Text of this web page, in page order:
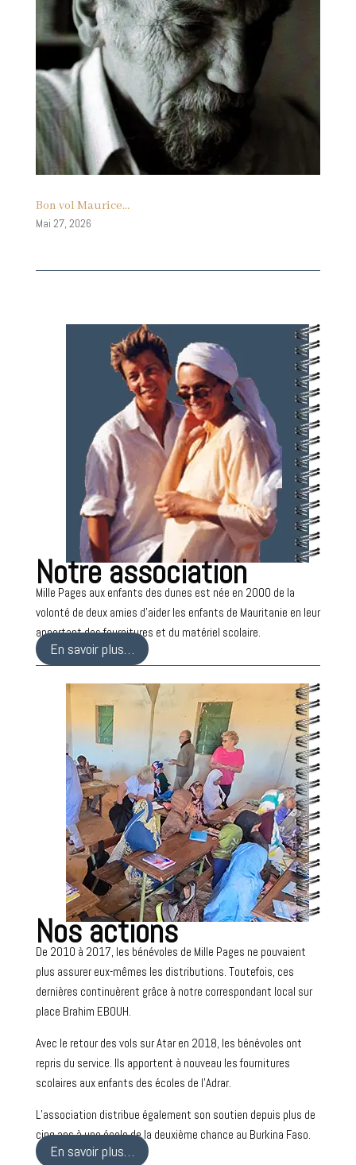
Bon vol Maurice…
Mai 27, 2026
Notre association
Mille Pages aux enfants des dunes est née en 2000 de la
volonté de deux amies d’aider les enfants de Mauritanie en leur
apportant des fournitures et du matériel scolaire.
En savoir plus…
Nos actions
De 2010 à 2017, les bénévoles de Mille Pages ne pouvaient
plus assurer eux-mêmes les distributions. Toutefois, ces
dernières continuèrent grâce à notre correspondant local sur
place Brahim EBOUH.
Avec le retour des vols sur Atar en 2018, les bénévoles ont
repris du service. Ils apportent à nouveau les fournitures
scolaires aux enfants des écoles de l’Adrar.
L’association distribue également son soutien depuis plus de
cinq ans à une école de la deuxième chance au Burkina Faso.
En savoir plus…